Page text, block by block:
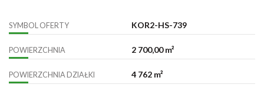
SYMBOL OFERTY KOR2-HS-739
POWIERZCHNIA 2 700,00 m²
POWIERZCHNIA DZIAŁKI 4 762 m²